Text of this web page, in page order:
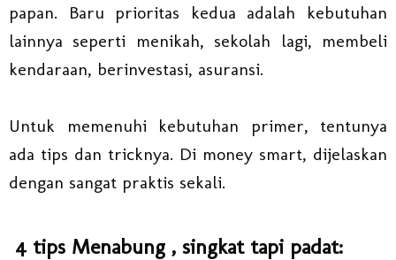
papan. Baru prioritas kedua adalah kebutuhan
lainnya seperti menikah, sekolah lagi, membeli
kendaraan, berinvestasi, asuransi.
Untuk memenuhi kebutuhan primer, tentunya
ada tips dan tricknya. Di money smart, dijelaskan
dengan sangat praktis sekali.
4 tips Menabung , singkat tapi padat: